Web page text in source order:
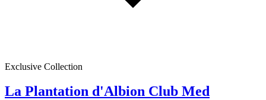
Exclusive Collection
La Plantation d'Albion Club Med